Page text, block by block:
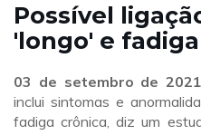
Possível
'longo' e
03 de setembro de
inclui sintomas e
fadiga crônica, diz um